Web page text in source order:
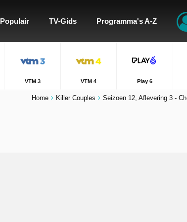
Populair TV-Gids Programma's A-Z
VTM 3 VTM 4 Play 6
Home Killer Couples Seizoen 12, Aflevering 3 -